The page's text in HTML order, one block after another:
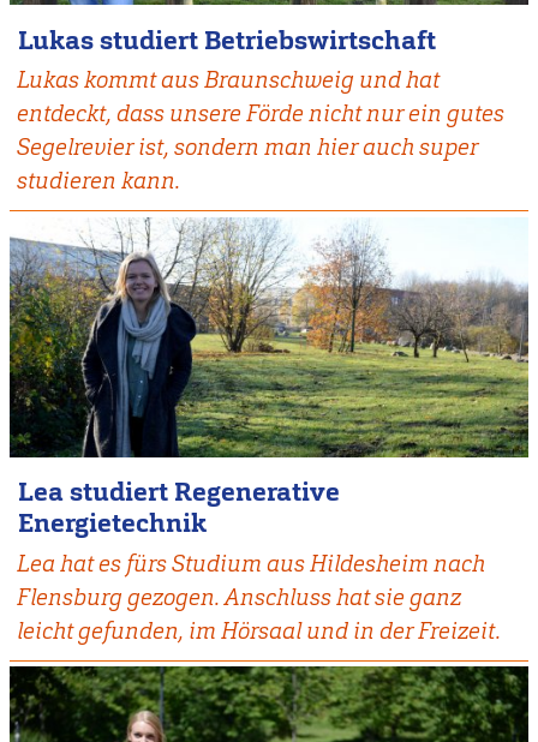
Lukas studiert Betriebswirtschaft
Lukas kommt aus Braunschweig und hat
entdeckt, dass unsere Förde nicht nur ein gutes
Segelrevier ist, sondern man hier auch super
studieren kann.
Lea studiert Regenerative
Energietechnik
Lea hat es fürs Studium aus Hildesheim nach
Flensburg gezogen. Anschluss hat sie ganz
leicht gefunden, im Hörsaal und in der Freizeit.